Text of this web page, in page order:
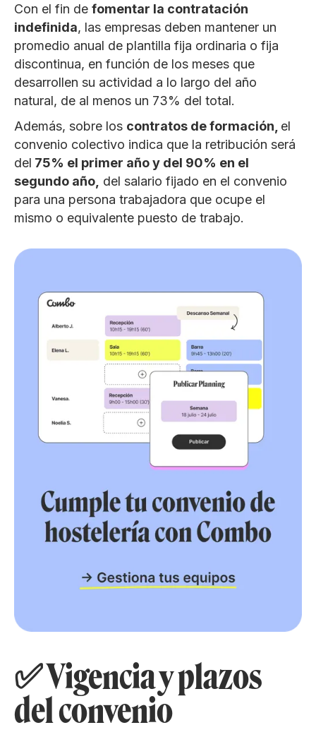
Con el fin de fomentar la contratación
indefinida, las empresas deben mantener un
promedio anual de plantilla fija ordinaria o fija
discontinua, en función de los meses que
desarrollen su actividad a lo largo del año
natural, de al menos un 73% del total.
Además, sobre los contratos de formación, el
convenio colectivo indica que la retribución será
del 75% el primer año y del 90% en el
segundo año, del salario fijado en el convenio
para una persona trabajadora que ocupe el
mismo o equivalente puesto de trabajo.
✅ Vigencia y plazos
del convenio